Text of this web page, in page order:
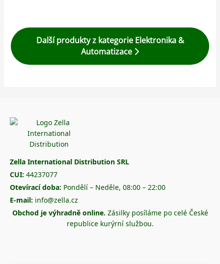
Další produkty z kategorie Elektronika &
Automatizace
Zella International Distribution SRL
CUI: 44237077
Otevírací doba: Pondělí – Neděle, 08:00 – 22:00
E-mail: info@zella.cz
Obchod je výhradně online. Zásilky posíláme po celé České
republice kurýrní službou.